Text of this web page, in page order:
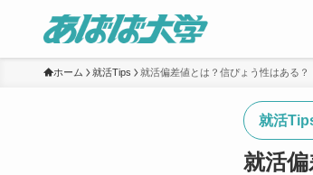
ホーム 就活Tips 就活偏差値とは？信ぴょう性はある？
就活
就活